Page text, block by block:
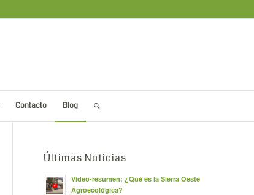
Contacto Blog
Últimas Noticias
Vídeo-resumen: ¿Qué es la Sierra Oeste
Agroecológica?